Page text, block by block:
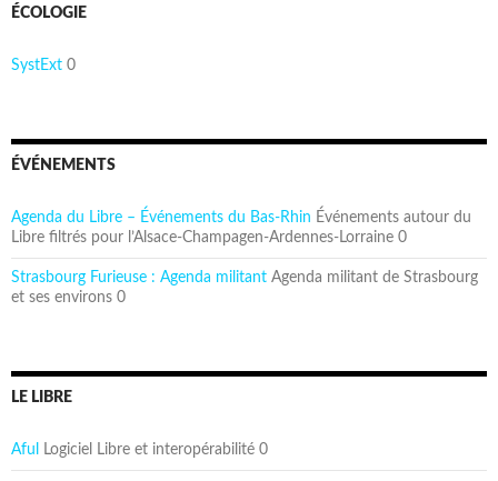
ÉCOLOGIE
SystExt 0
ÉVÉNEMENTS
Agenda du Libre – Événements du Bas-Rhin Événements autour du
Libre filtrés pour l’Alsace-Champagen-Ardennes-Lorraine 0
Strasbourg Furieuse : Agenda militant Agenda militant de Strasbourg
et ses environs 0
LE LIBRE
Aful Logiciel Libre et interopérabilité 0